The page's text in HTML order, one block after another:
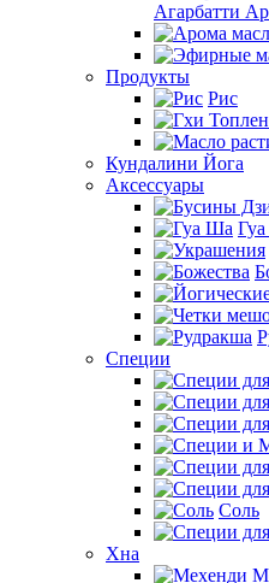
Агарбатти
Продукты
Рис
Кундалини Йога
Аксессуары
Специи
Соль
Хна